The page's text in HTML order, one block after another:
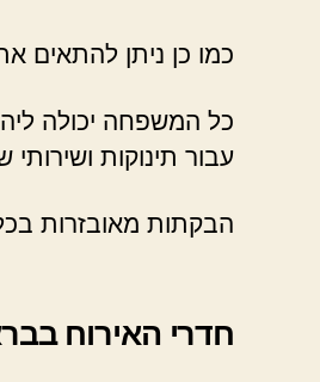
כמו כן ניתן להתאים
כל המשפחה יכולה
עבור תינוקות
הבקתות מאובזרות
חדרי האירוח